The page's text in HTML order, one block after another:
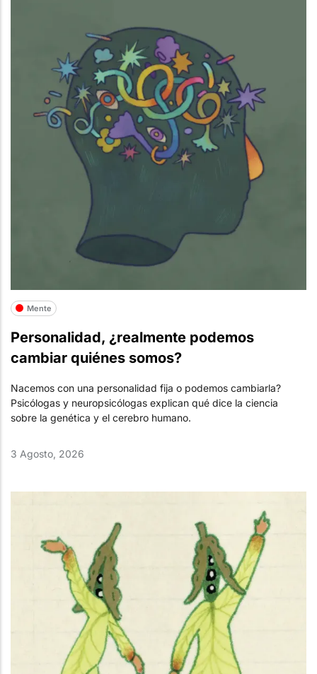
Mente
Personalidad, ¿realmente podemos
cambiar quiénes somos?
Nacemos con una personalidad fija o podemos cambiarla?
Psicólogas y neuropsicólogas explican qué dice la ciencia
sobre la genética y el cerebro humano.
3 Agosto, 2026